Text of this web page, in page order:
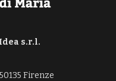
s.r.l.
Firenze